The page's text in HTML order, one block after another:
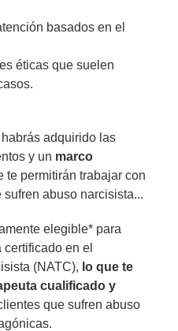
basados en el
éticas que suelen
adquirido las
y un marco
te permitirán trabajar con
abuso narcisista...
elegible* para
en el
(NATC), lo que te
cualificado y
que sufren abuso